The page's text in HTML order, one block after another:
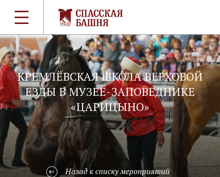
КРЕМЛЁВСКАЯ ШКОЛА ВЕРХОВОЙ
ЕЗДЫ В МУЗЕЕ-ЗАПОВЕДНИКЕ
«ЦАРИЦЫНО»
Назад к списку мероприятий